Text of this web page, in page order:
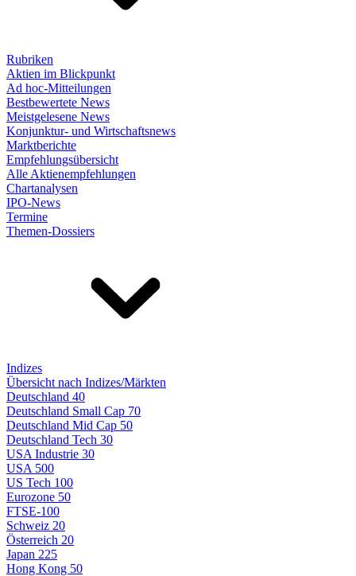
Rubriken
Aktien im Blickpunkt
Ad hoc-Mitteilungen
Bestbewertete News
Meistgelesene News
Konjunktur- und Wirtschaftsnews
Marktberichte
Empfehlungsübersicht
Alle Aktienempfehlungen
Chartanalysen
IPO-News
Termine
Themen-Dossiers
Indizes
Übersicht nach Indizes/Märkten
Deutschland 40
Deutschland Small Cap 70
Deutschland Mid Cap 50
Deutschland Tech 30
USA Industrie 30
USA 500
US Tech 100
Eurozone 50
FTSE-100
Schweiz 20
Österreich 20
Japan 225
Hong Kong 50